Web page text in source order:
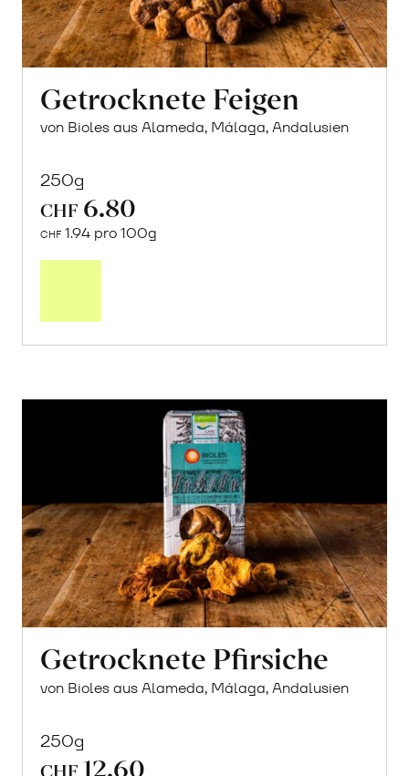
Getrocknete Feigen
von Bioles aus Alameda, Málaga, Andalusien
250g
CHF 6.80
CHF 1.94 pro 100g
Getrocknete Pfirsiche
von Bioles aus Alameda, Málaga, Andalusien
250g
CHF 12.60